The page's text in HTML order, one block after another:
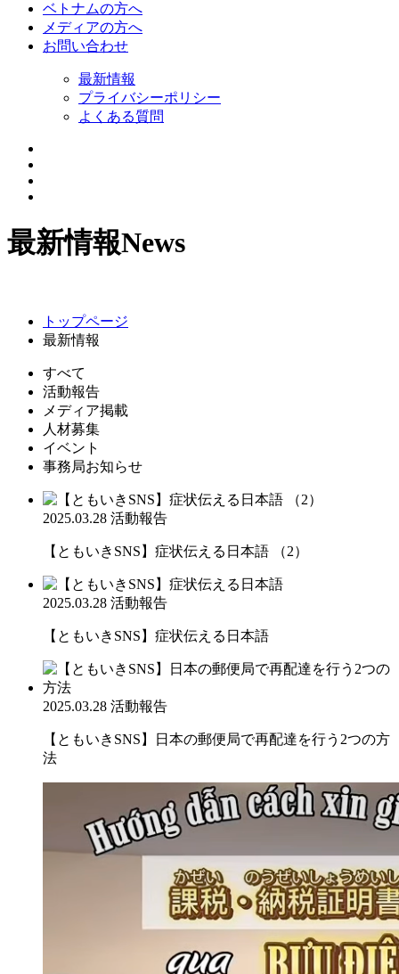
ベトナムの方へ
メディアの方へ
お問い合わせ
最新情報
プライバシーポリシー
よくある質問
最新情報News
トップページ
最新情報
すべて
活動報告
メディア掲載
人材募集
イベント
事務局お知らせ
2025.03.28 活動報告
【ともいきSNS】症状伝える日本語 （2）
2025.03.28 活動報告
【ともいきSNS】症状伝える日本語
2025.03.28 活動報告
【ともいきSNS】日本の郵便局で再配達を行う2つの方
法